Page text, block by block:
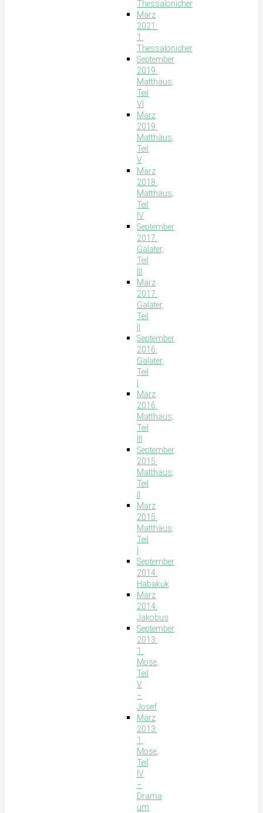
Thessalonicher
März
2021:
1.
Thessalonicher
September
2019:
Matthäus,
Teil
VI
März
2019:
Matthäus,
Teil
V
März
2018:
Matthäus,
Teil
IV
September
2017:
Galater,
Teil
März
2017:
Galater,
Teil
September
2016:
Galater,
Teil
März
2016:
Matthäus,
Teil
September
2015:
Matthäus,
Teil
März
2015:
Matthäus,
Teil
September
2014:
Habakuk
März
2014:
Jakobus
September
2013:
1.
Mose,
Teil
V
–
Josef
März
2013:
1.
Mose,
Teil
IV
–
Drama
um